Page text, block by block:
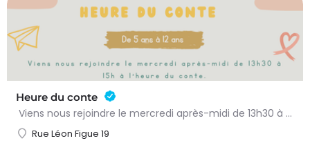
Heure du conte
Viens nous rejoindre le mercredi après-midi de 13h30 à 15h à l’heure du conte. On y lit des histoires…
Rue Léon Figue 19